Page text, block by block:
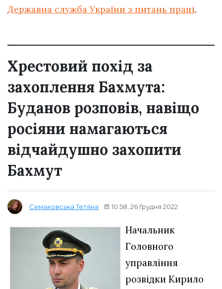
Державна служба України з питань праці.
Хрестовий похід за
захоплення Бахмута:
Буданов розповів, навіщо
росіяни намагаються
відчайдушно захопити
Бахмут
Семаковська Тетяна 10:58, 26 Грудня 2022
Начальник
Головного
управління
розвідки Кирило